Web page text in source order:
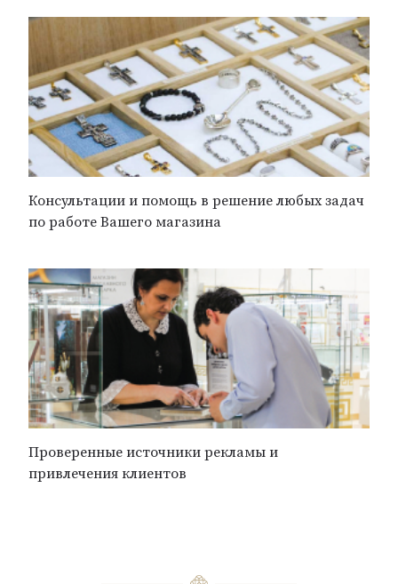
Консультации и помощь в решение любых задач
по работе Вашего магазина
Проверенные источники рекламы и
привлечения клиентов